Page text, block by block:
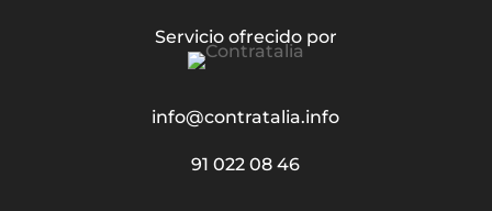
Servicio ofrecido por
info@contratalia.info
91 022 08 46